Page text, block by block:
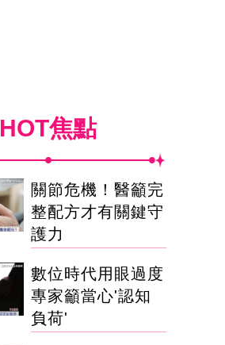
HOT焦點
關節危機！醫籲完
整配方才有關鍵守
護力
數位時代用眼過度
專家籲當心'認知
負荷'